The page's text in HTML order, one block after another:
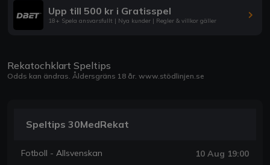
Upp till 500 kr i Gratisspel
18+ Spela ansvarsfullt | Nya kunder | Regler & villkor gäller
Rekatochklart Speltips
Odds kan ändras. Åldersgräns 18 år. www.stödlinjen.se
Speltips 30MedRekat
Fotboll - Allsvenskan 10 Aug 19:00